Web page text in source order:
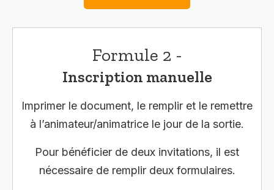
Formule 2 -
Inscription manuelle
Imprimer le document, le remplir et le remettre
à l’animateur/animatrice le jour de la sortie.
Pour bénéficier de deux invitations, il est
nécessaire de remplir deux formulaires.